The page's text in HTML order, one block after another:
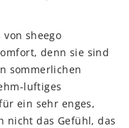
sheego
denn sie sind
sommerlichen
luftiges
ein sehr enges,
nicht das Gefühl, das